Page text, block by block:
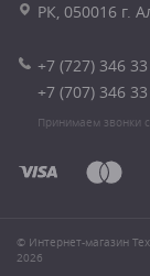
РК, 050016 г.
+7 (727) 346
+7 (707) 346
Принимаем звонки
© Интернет-магазин
2026